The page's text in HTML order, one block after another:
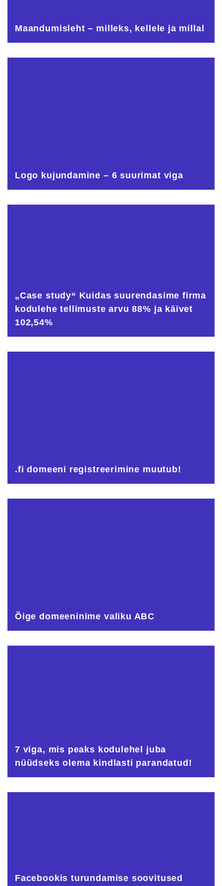
Maandumisleht – milleks, kellele ja millal
Logo kujundamine – 6 suurimat viga
„Case study“ Kuidas suurendasime firma
kodulehe tellimuste arvu 88% ja käivet
102,54%
.fi domeeni registreerimine muutub!
Õige domeeninime valiku ABC
7 viga, mis peaks kodulehel juba
nüüdseks olema kindlasti parandatud!
Facebookis turundamise soovitused